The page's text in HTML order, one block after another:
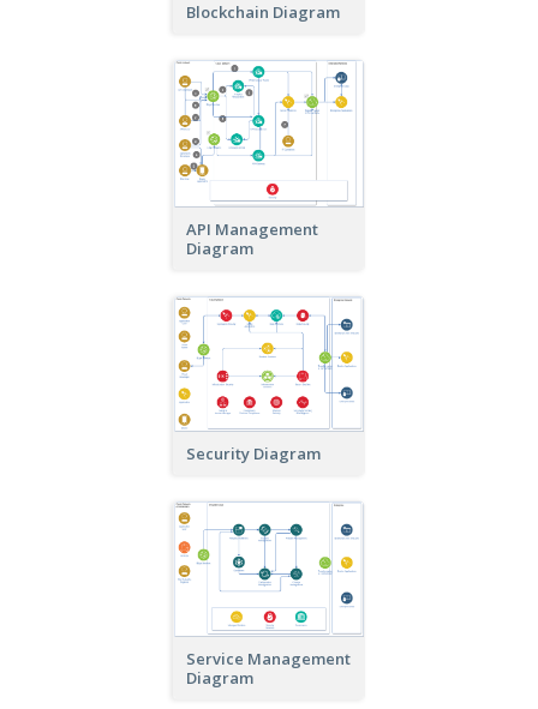
Blockchain Diagram
API Management
Diagram
Security Diagram
Service Management
Diagram